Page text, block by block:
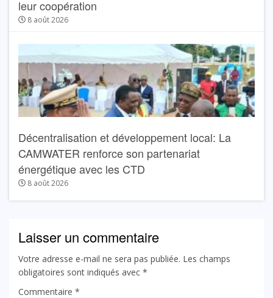
leur coopération
8 août 2026
Décentralisation et développement local: La
CAMWATER renforce son partenariat
énergétique avec les CTD
8 août 2026
Laisser un commentaire
Votre adresse e-mail ne sera pas publiée. Les champs
obligatoires sont indiqués avec *
Commentaire *